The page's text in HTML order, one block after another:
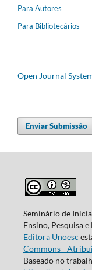
Para Autores
Para Bibliotecários
Open Journal
Enviar Submissão
Seminário de
Ensino, Pesquisa
Editora Unoesc
Commons -
Baseado no